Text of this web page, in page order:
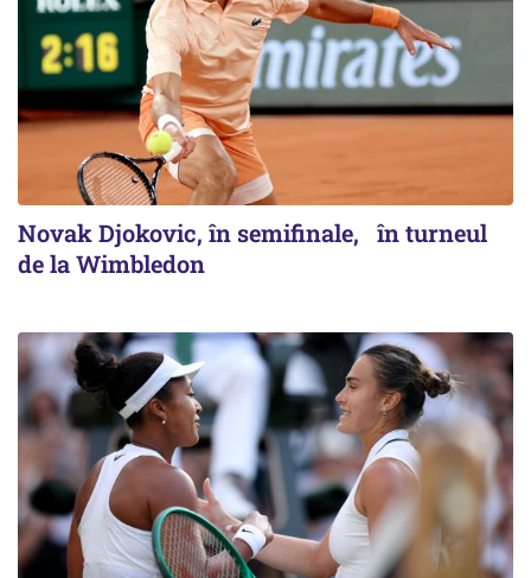
Novak Djokovic, în semifinale, în turneul
de la Wimbledon